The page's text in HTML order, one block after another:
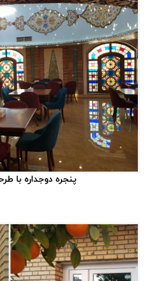
دسته‌بندی‌ها
همه مطالب
آموزش
مقالات
ویدئو
کاتالوگ
همایش‌ها و رویدادها
مسئولیت اجتماعی
اخبار
پنجره دوجداره با